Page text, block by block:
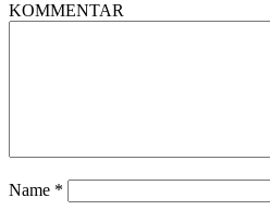
KOMMENTAR
Name *